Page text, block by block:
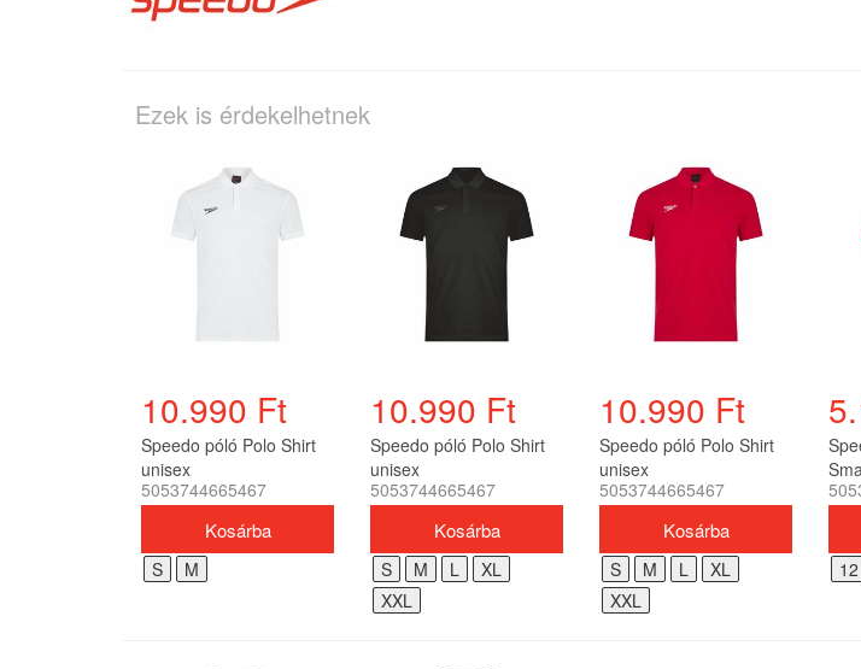
Ezek is érdekelhetnek
10.990 Ft
Speedo póló Polo Shirt
unisex
5053744665467
S M
10.990 Ft
Speedo póló Polo Shirt
unisex
5053744665467
S M L
XL
XXL
10.990 Ft
Speedo póló Polo Shirt
unisex
5053744665467
S M L
XL
XXL
12